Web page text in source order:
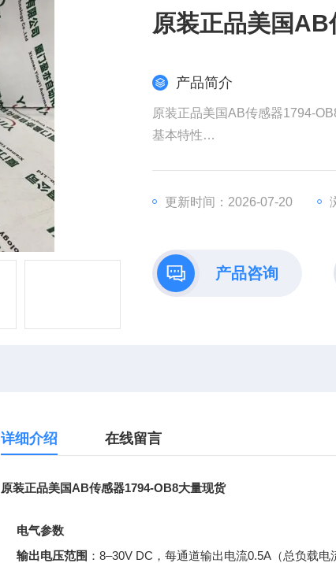
原装正品美国
产品简介
原装正品美国AB传感器1794-
​基本特性​
功能​：8通道数字量输出模块，
通信接口​：需配合适配器（如
更新时间：2026-07-20
产品咨询
详细介绍 在线留言
原装正品美国AB传感器1794-OB8大量现货
电气参数
输出电压范围 ：8–30V DC，每通道输出电流0.5A（总负载电